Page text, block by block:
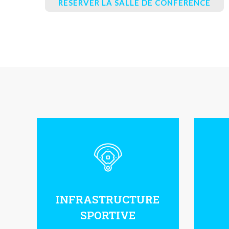
RÉSERVER LA SALLE DE CONFÉRENCE
INFRASTRUCTURE
SPORTIVE